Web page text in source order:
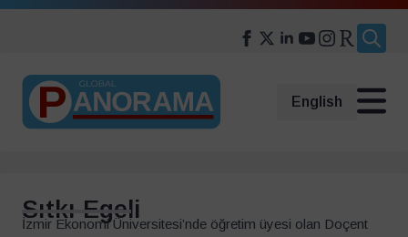
English
Sıtkı Egeli
İzmir Ekonomi Üniversitesi’nde öğretim üyesi olan Doçent